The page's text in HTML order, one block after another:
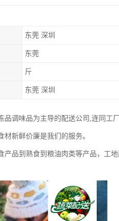
东莞 深圳
东莞
斤
东莞 深圳
调味品为主导的配送公司,连同工
新鲜价廉是我们的服务。
品到熟食到粮油肉类等产品，工